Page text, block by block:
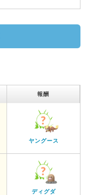
報酬
ヤングース
ディグダ